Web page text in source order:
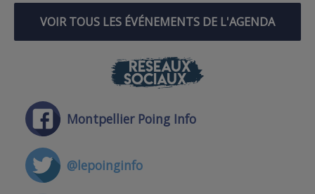
VOIR TOUS LES ÉVÉNEMENTS DE L'AGENDA
RÉSEAUX
SOCIAUX
Montpellier Poing Info
@lepoinginfo